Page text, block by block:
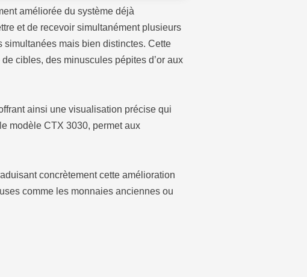
améliorée du système déjà
et de recevoir simultanément plusieurs
simultanées mais bien distinctes. Cette
cibles, des minuscules pépites d’or aux
ainsi une visualisation précise qui
modèle CTX 3030, permet aux
concrètement cette amélioration
comme les monnaies anciennes ou